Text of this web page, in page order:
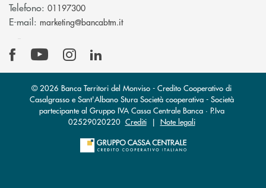
Telefono: 01197300
E-mail: marketing@bancabtm.it(si apre l’app di posta elettronica)
© 2026 Banca Territori del Monviso - Credito Cooperativo di
Casalgrasso e Sant'Albano Stura Società cooperativa - Società
partecipante al Gruppo IVA Cassa Centrale Banca · P.Iva
02529020220 Crediti| Note legali